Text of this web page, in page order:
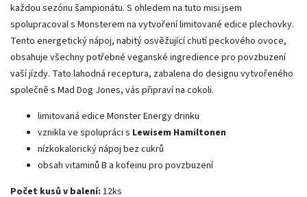
každou sezónu šampionátu. S ohledem na tuto misi jsem
spolupracoval s Monsterem na vytvoření limitované edice plechovky.
Tento energetický nápoj, nabitý osvěžující chutí peckového ovoce,
obsahuje všechny potřebné veganské ingredience pro povzbuzení
vaší jízdy. Tato lahodná receptura, zabalena do designu vytvořeného
společně s Mad Dog Jones, vás připraví na cokoli.
limitovaná edice Monster Energy drinku
vznikla ve spolupráci s Lewisem Hamiltonen
nízkokalorický nápoj bez cukrů
obsah vitaminů B a kofeinu pro povzbuzení
Počet kusů v balení: 12ks